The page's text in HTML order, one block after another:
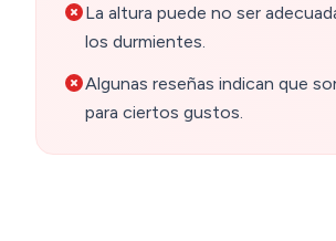
La altura puede no ser
los durmientes.
Algunas reseñas indican que
para ciertos gustos.